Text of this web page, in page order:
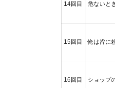
14回目 危ないと
15回目 俺は皆に
16回目 ショップ